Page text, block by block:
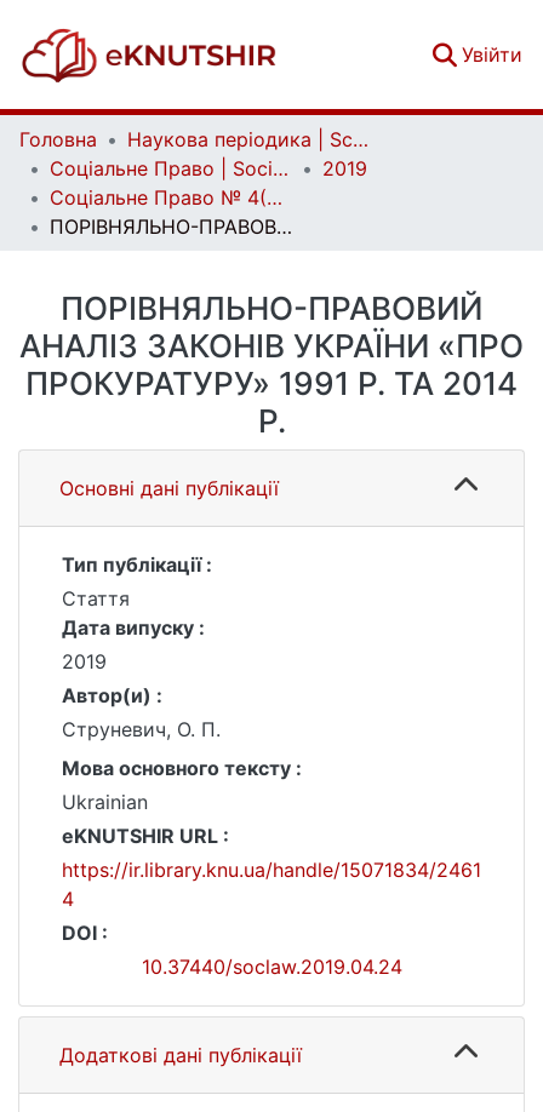
Увійти
Головна
Наукова періодика | Scientific periodicals
Соціальне Право | Social Law
2019
Соціальне Право № 4(2019)
ПОРІВНЯЛЬНО-ПРАВОВИЙ АНАЛІЗ ЗАКОНІВ УКРАЇНИ «ПРО ПРОКУРАТУРУ» 1991 Р. ТА 2014 Р.
ПОРІВНЯЛЬНО-ПРАВОВИЙ
АНАЛІЗ ЗАКОНІВ УКРАЇНИ «ПРО
ПРОКУРАТУРУ» 1991 Р. ТА 2014
Р.
Основні дані публікації
Тип публікації :
Стаття
Дата випуску :
2019
Автор(и) :
Струневич, О. П.
Мова основного тексту :
Ukrainian
eKNUTSHIR URL :
https://ir.library.knu.ua/handle/15071834/2461
4
DOI :
10.37440/soclaw.2019.04.24
Додаткові дані публікації